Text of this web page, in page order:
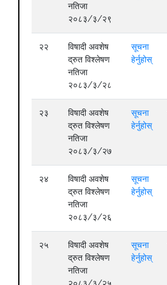
नतिजा
२०८३/३/२९
२२
विषादी अवशेष
द्रुत विश्लेषण
नतिजा
२०८३/३/२८
सूचना
हेर्नुहोस्
२३
विषादी अवशेष
द्रुत विश्लेषण
नतिजा
२०८३/३/२७
सूचना
हेर्नुहोस्
२४
विषादी अवशेष
द्रुत विश्लेषण
नतिजा
२०८३/३/२६
सूचना
हेर्नुहोस्
२५
विषादी अवशेष
द्रुत विश्लेषण
नतिजा
सूचना
हेर्नुहोस्